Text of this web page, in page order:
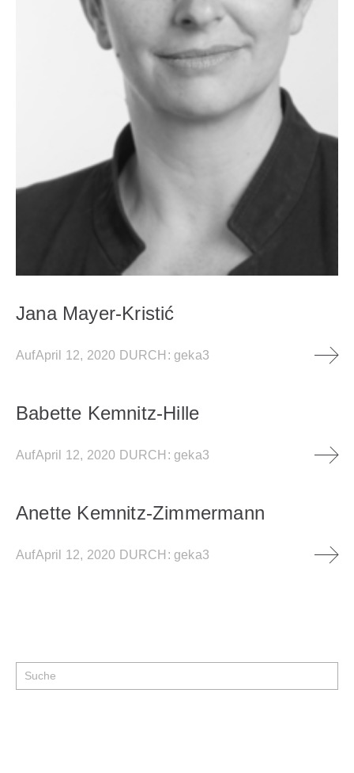
Jana Mayer-Kristić
AufApril 12, 2020 DURCH:geka3
Babette Kemnitz-Hille
AufApril 12, 2020 DURCH:geka3
Anette Kemnitz-Zimmermann
AufApril 12, 2020 DURCH:geka3